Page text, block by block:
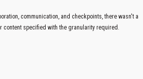
communication, and checkpoints, there wasn't a
content specified with the granularity required.